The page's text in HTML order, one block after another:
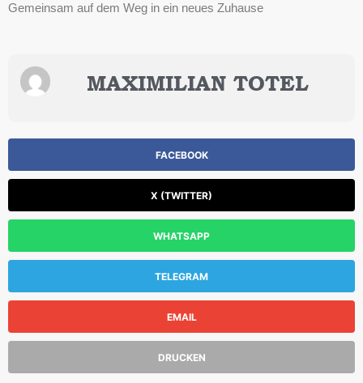
Gemeinsam auf dem Weg in ein neues Zuhause
MAXIMILIAN TOTEL
FACEBOOK
X (TWITTER)
WHATSAPP
TELEGRAM
EMAIL
DRUCKEN